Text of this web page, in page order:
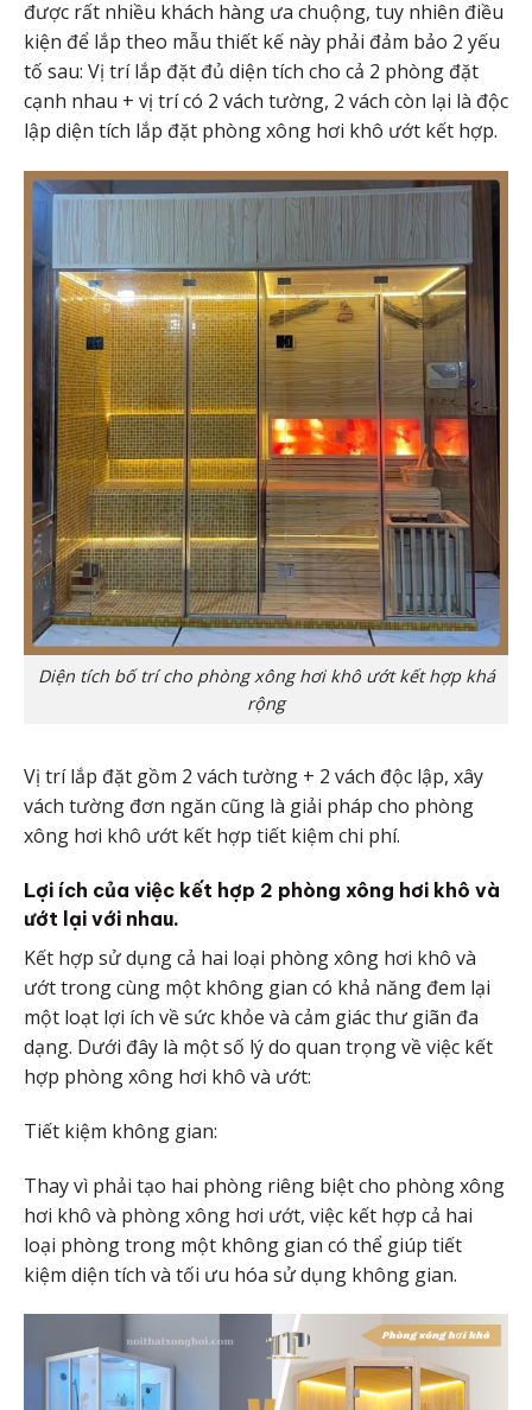
được rất nhiều khách hàng ưa chuộng, tuy nhiên điều
kiện để lắp theo mẫu thiết kế này phải đảm bảo 2 yếu
tố sau: Vị trí lắp đặt đủ diện tích cho cả 2 phòng đặt
cạnh nhau + vị trí có 2 vách tường, 2 vách còn lại là độc
lập diện tích lắp đặt phòng xông hơi khô ướt kết hợp.
Diện tích bố trí cho phòng xông hơi khô ướt kết hợp khá
rộng
Vị trí lắp đặt gồm 2 vách tường + 2 vách độc lập, xây
vách tường đơn ngăn cũng là giải pháp cho phòng
xông hơi khô ướt kết hợp tiết kiệm chi phí.
Lợi ích của việc kết hợp 2 phòng xông hơi khô và
ướt lại với nhau.
Kết hợp sử dụng cả hai loại phòng xông hơi khô và
ướt trong cùng một không gian có khả năng đem lại
một loạt lợi ích về sức khỏe và cảm giác thư giãn đa
dạng. Dưới đây là một số lý do quan trọng về việc kết
hợp phòng xông hơi khô và ướt:
Tiết kiệm không gian:
Thay vì phải tạo hai phòng riêng biệt cho phòng xông
hơi khô và phòng xông hơi ướt, việc kết hợp cả hai
loại phòng trong một không gian có thể giúp tiết
kiệm diện tích và tối ưu hóa sử dụng không gian.